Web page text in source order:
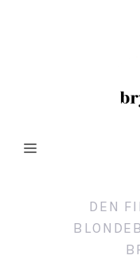
Meny
DEN